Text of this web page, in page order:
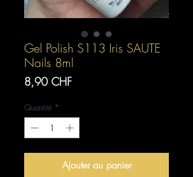
Gel Polish S113 Iris SAUTE
Nails 8ml
8,90 CHFPrix
Quantité *
Ajouter au panier